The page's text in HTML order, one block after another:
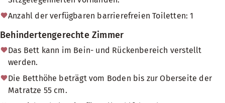
Anzahl der verfügbaren barrierefreien Toiletten: 1
Behindertengerechte Zimmer
Das Bett kann im Bein- und Rückenbereich verstellt
werden.
Die Betthöhe beträgt vom Boden bis zur Oberseite der
Matratze 55 cm.